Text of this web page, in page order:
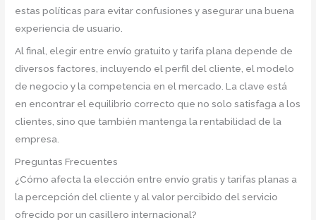
estas políticas para evitar confusiones y asegurar una buena
experiencia de usuario.
Al final, elegir entre envío gratuito y tarifa plana depende de
diversos factores, incluyendo el perfil del cliente, el modelo
de negocio y la competencia en el mercado. La clave está
en encontrar el equilibrio correcto que no solo satisfaga a los
clientes, sino que también mantenga la rentabilidad de la
empresa.
Preguntas Frecuentes
¿Cómo afecta la elección entre envío gratis y tarifas planas a
la percepción del cliente y al valor percibido del servicio
ofrecido por un casillero internacional?